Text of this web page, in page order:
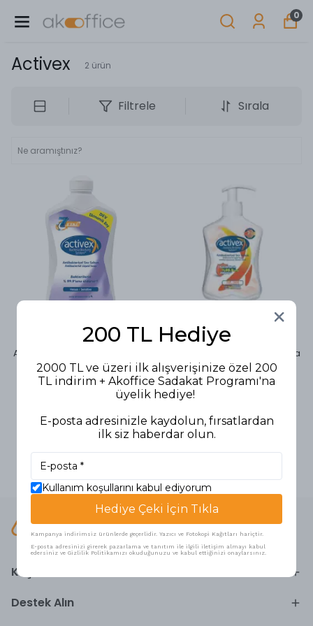
0
Activex 2 ürün
Filtrele Sırala
Activex
Activex Sıvı Sabun
Antibakteriyel Hassas Koruma
1.5 lt
454,90 TL
Activex Sıvı Sabun
Antibakteriyel Hassas Koruma
Pompalı 500 ml
249,90 TL
1
Keşfedin
Destek Alın
200 TL Hediye
2000 TL ve üzeri ilk alışverişinize özel 200
TL indirim + Akoffice Sadakat Programı'na
üyelik hediye!
E-posta adresinizle kaydolun, fırsatlardan
ilk siz haberdar olun.
Kullanım koşullarını kabul ediyorum
Hediye Çeki İçin Tıkla
Kampanya indirimsiz ürünlerde geçerlidir. Yazıcı ve Fotokopi Kağıtları hariçtir.
E-posta adresinizi girerek pazarlama ve tanıtım ile ilgili iletişim almayı kabul
edersiniz ve Gizlilik Politikamızı okuduğunuzu ve kabul ettiğinizi onaylarsınız.